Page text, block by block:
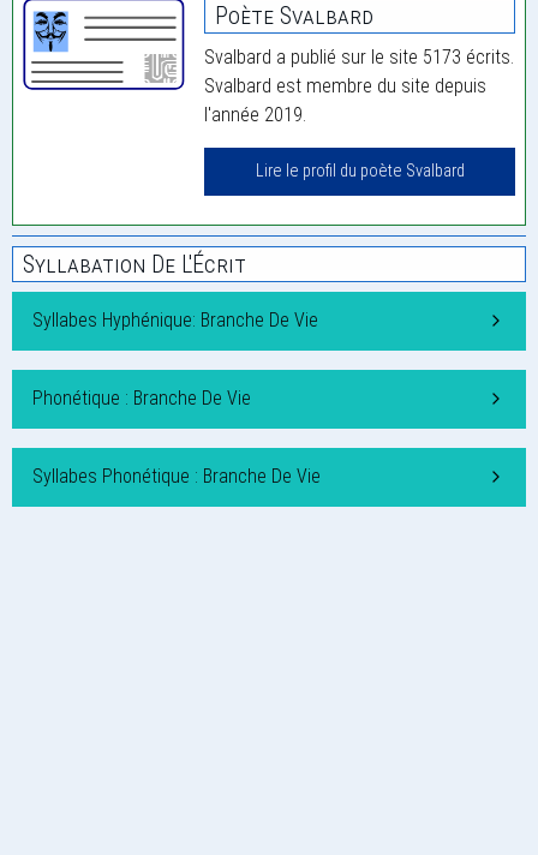
Poète Svalbard
Svalbard a publié sur le site 5173 écrits.
Svalbard est membre du site depuis
l'année 2019.
Lire le profil du poète Svalbard
Syllabation De L'Écrit
Syllabes Hyphénique: Branche De Vie
Phonétique : Branche De Vie
Syllabes Phonétique : Branche De Vie